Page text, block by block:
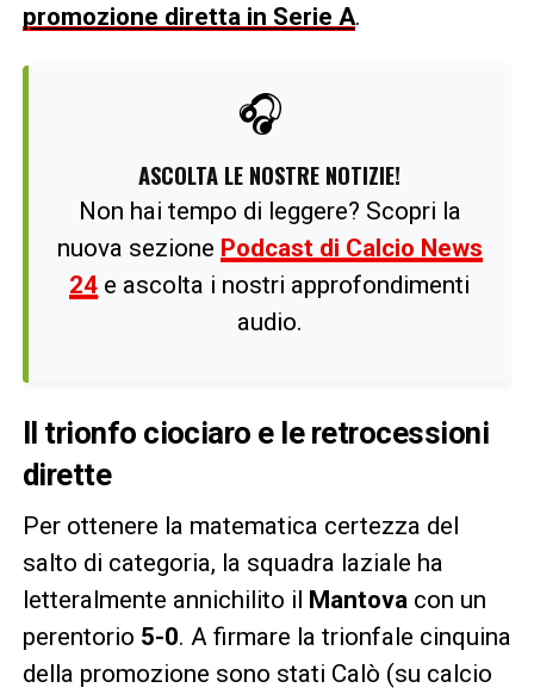
promozione diretta in Serie A.
🎧
ASCOLTA LE NOSTRE NOTIZIE!
Non hai tempo di leggere? Scopri la
nuova sezione Podcast di Calcio News
24 e ascolta i nostri approfondimenti
audio.
Il trionfo ciociaro e le retrocessioni
dirette
Per ottenere la matematica certezza del
salto di categoria, la squadra laziale ha
letteralmente annichilito il Mantova con un
perentorio 5-0. A firmare la trionfale cinquina
della promozione sono stati Calò (su calcio